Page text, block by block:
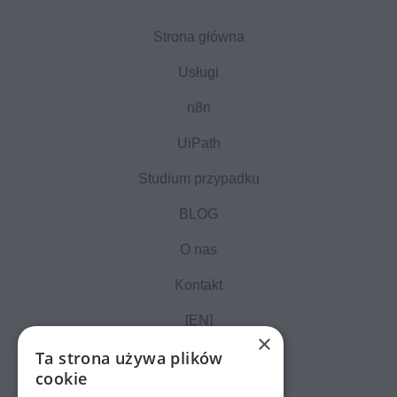
Strona główna
Usługi
n8n
UiPath
Studium przypadku
BLOG
O nas
Kontakt
[EN]
×
Ta strona używa plików
cookie